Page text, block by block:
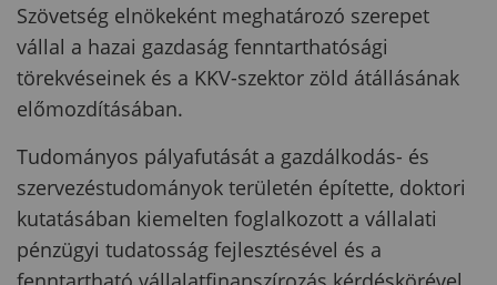
Szövetség elnökeként meghatározó szerepet
vállal a hazai gazdaság fenntarthatósági
törekvéseinek és a KKV-szektor zöld átállásának
előmozdításában.
Tudományos pályafutását a gazdálkodás- és
szervezéstudományok területén építette, doktori
kutatásában kiemelten foglalkozott a vállalati
pénzügyi tudatosság fejlesztésével és a